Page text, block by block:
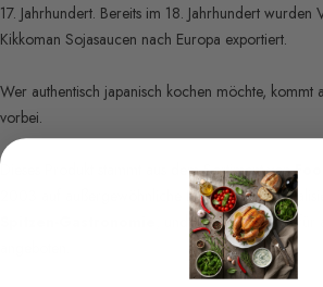
17. Jahrhundert. Bereits im 18. Jahrhundert
Kikkoman Sojasaucen nach Europa exportiert.
Wer authentisch japanisch kochen möchte, kommt
vorbei.
Dieses Produkt stammt aus dem Sortiment von
2003 auf außergewöhnliche Lebensmittel
, und wird heute auch für